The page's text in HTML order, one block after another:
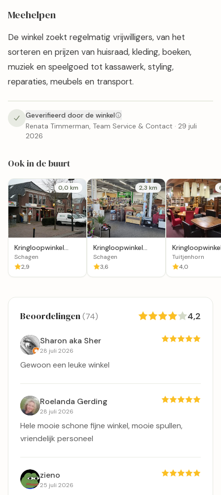
Meehelpen
De winkel zoekt regelmatig vrijwilligers, van het
sorteren en prijzen van huisraad, kleding, boeken,
muziek en speelgoed tot kassawerk, styling,
reparaties, meubels en transport.
Geverifieerd door de winkel
Renata Timmerman, Team Service & Contact · 29 juli
2026
Ook in de buurt
0,0 km
Kringloopwinkel
alotta-
verantwoord
vintage
Schagen
2,9
2,3 km
Kringloopwinkel
RataPlan Schagen
Schagen
3,6
RataPlan
Tuitjenhorn
Tuitjenhorn
4,0
Beoordelingen(74) 4,2
Sharon aka Sher
28 juli 2026
Gewoon een leuke winkel
Roelanda Gerding
28 juli 2026
Hele mooie schone fijne winkel, mooie spullen,
vriendelijk personeel
zieno
25 juli 2026